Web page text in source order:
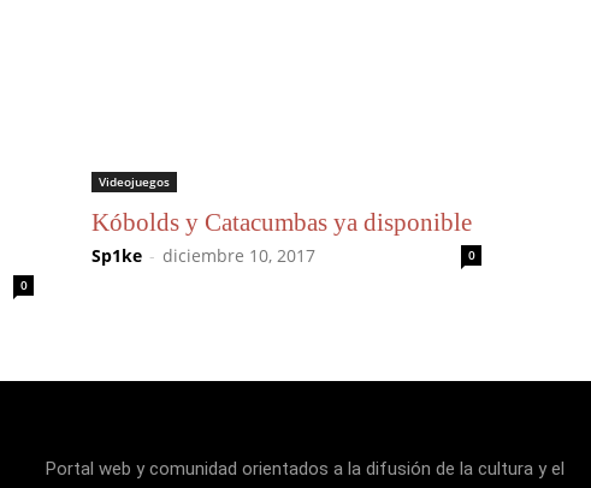
0
Videojuegos
Kóbolds y Catacumbas ya disponible
Sp1ke - diciembre 10, 2017 0
Portal web y comunidad orientados a la difusión de la cultura y el